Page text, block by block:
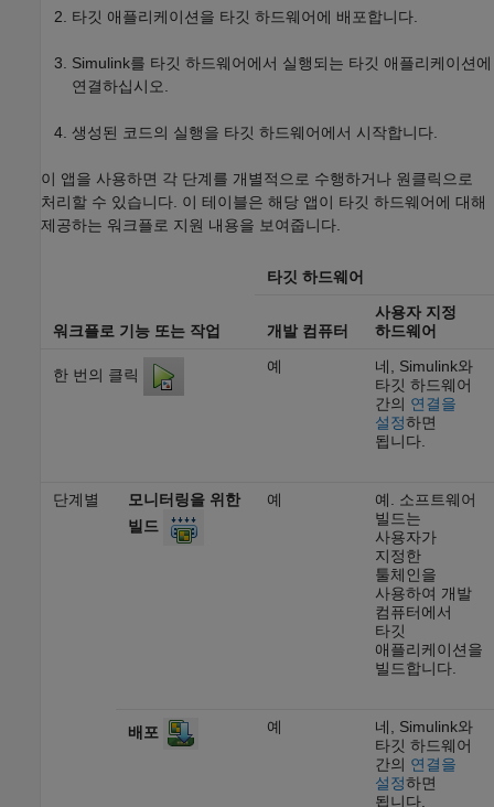
타깃 애플리케이션을 타깃 하드웨어에 배포합니다.
Simulink를 타깃 하드웨어에서 실행되는 타깃 애플리케이션에
연결하십시오.
생성된 코드의 실행을 타깃 하드웨어에서 시작합니다.
이 앱을 사용하면 각 단계를 개별적으로 수행하거나 원클릭으로
처리할 수 있습니다. 이 테이블은 해당 앱이 타깃 하드웨어에 대해
제공하는 워크플로 지원 내용을 보여줍니다.
워크플로 기능 또는 작업
타깃 하드웨어
개발 컴퓨터
사용자 지정
하드웨어
한 번의 클릭
예
네, Simulink와
타깃 하드웨어
간의 연결을
설정하면
됩니다.
단계별
모니터링을 위한
빌드
예
예. 소프트웨어
빌드는
사용자가
지정한
툴체인을
사용하여 개발
컴퓨터에서
타깃
애플리케이션을
빌드합니다.
배포 예
네, Simulink와
타깃 하드웨어
간의 연결을
설정하면
됩니다.